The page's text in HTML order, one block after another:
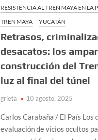
RESISTENCIA AL TREN MAYA EN LA
TREN MAYA
YUCATÁN
Retrasos,
desacatos: los
construcción del
luz al final del túnel
grieta 10 agosto, 2025
Carlos Carabaña / El País Los
evaluación de vicios ocultos